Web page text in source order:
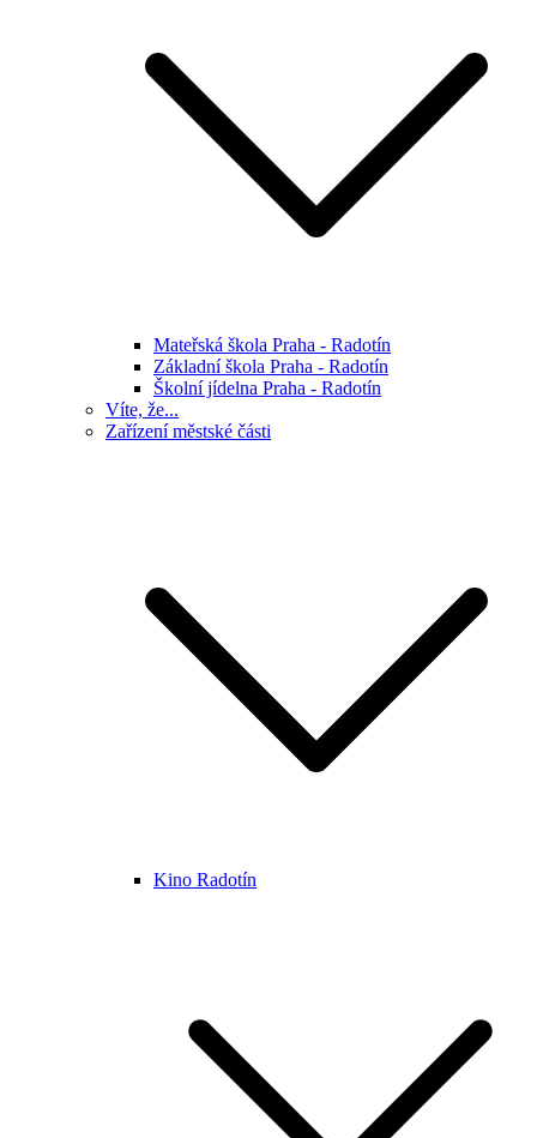
Mateřská škola Praha - Radotín
Základní škola Praha - Radotín
Školní jídelna Praha - Radotín
Víte, že...
Zařízení městské části
Kino Radotín